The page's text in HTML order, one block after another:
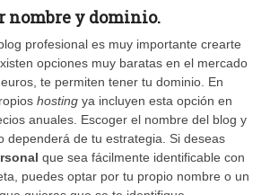
nombre y dominio.
profesional es muy importante crearte
opciones muy baratas en el mercado
te permiten tener tu dominio. En
hosting ya incluyen esta opción en
anuales. Escoger el nombre del blog y
dependerá de tu estrategia. Si deseas
que sea fácilmente identificable con
puedes optar por tu propio nombre o un